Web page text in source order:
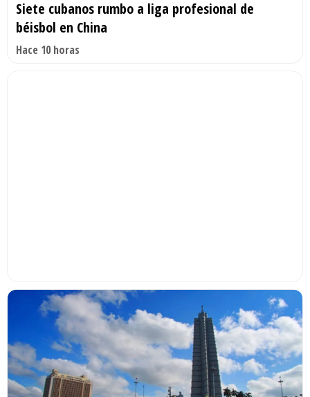
Siete cubanos rumbo a liga profesional de
béisbol en China
Hace 10 horas